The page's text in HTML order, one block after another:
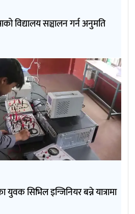
विद्यालय सञ्चालन गर्न अनुमति
सिभिल इन्जिनियर बन्ने यात्रामा